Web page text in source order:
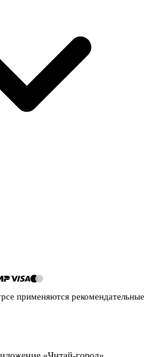
применяются рекомендательные